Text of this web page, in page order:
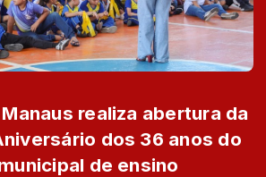
realiza abertura da
dos 36 anos do
de ensino